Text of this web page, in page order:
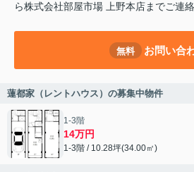
ら株式会社部屋市場 上野本店までご連絡
無料 お問い合
蓮都家（レントハウス）の募集中物件
1-3階
14万円
1-3階 / 10.28坪(34.00㎡)